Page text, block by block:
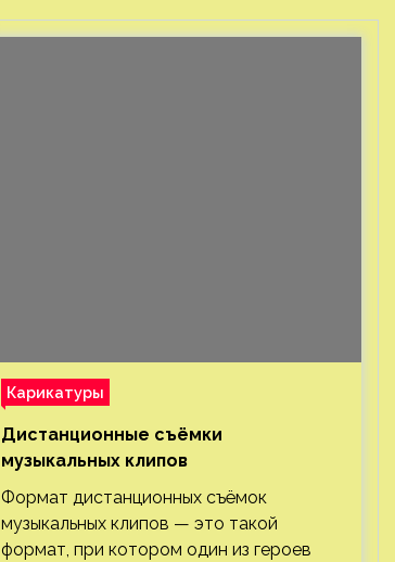
Карикатуры
Дистанционные съёмки
музыкальных клипов⁠⁠
Формат дистанционных съёмок
музыкальных клипов — это такой
формат, при котором один из героев